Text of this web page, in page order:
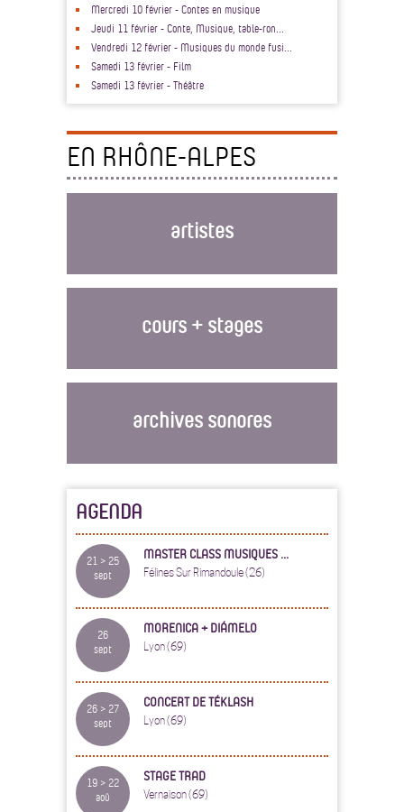
Mercredi 10 février - Contes en musique
Jeudi 11 février - Conte, Musique, table-ron...
Vendredi 12 février - Musiques du monde fusi...
Samedi 13 février - Film
Samedi 13 février - Théâtre
EN RHÔNE-ALPES
artistes
cours + stages
archives sonores
AGENDA
21 > 25
sept
MASTER CLASS MUSIQUES ...
Félines Sur Rimandoule (26)
26
sept
MORENICA + DIÁMELO
Lyon (69)
26 > 27
sept
CONCERT DE TÉKLASH
Lyon (69)
19 > 22
aoû
STAGE TRAD
Vernaison (69)